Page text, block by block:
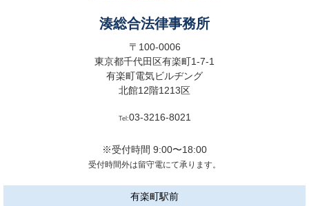
湊総合法律事務所
〒100-0006
東京都千代田区有楽町1-7-1
有楽町電気ビルヂング
北館12階1213区
Tel:03-3216-8021
※受付時間 9:00〜18:00
受付時間外は留守電にて承ります。
有楽町駅前